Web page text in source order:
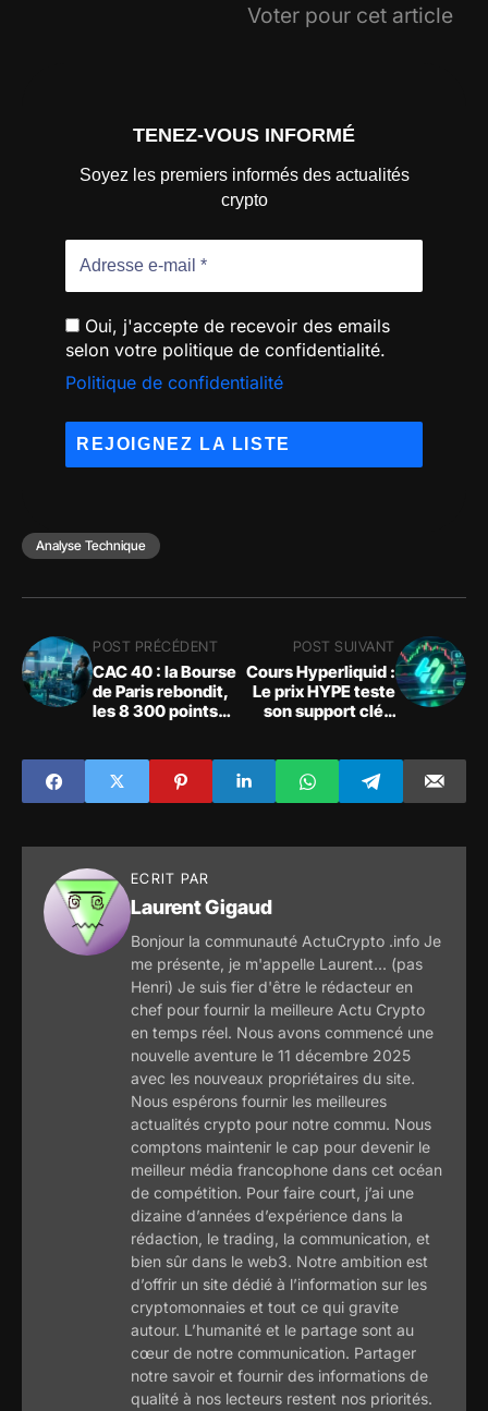
Voter pour cet article
TENEZ-VOUS INFORMÉ
Soyez les premiers informés des actualités
crypto
Oui, j'accepte de recevoir des emails
selon votre politique de confidentialité.
Politique de confidentialité
Analyse Technique
POST PRÉCÉDENT
CAC 40 : la Bourse
de Paris rebondit,
les 8 300 points
POST SUIVANT
Cours Hyperliquid :
Le prix HYPE teste
son support clé à
ECRIT PAR
Laurent Gigaud
Bonjour la communauté ActuCrypto .info Je
me présente, je m'appelle Laurent... (pas
Henri) Je suis fier d'être le rédacteur en
chef pour fournir la meilleure Actu Crypto
en temps réel. Nous avons commencé une
nouvelle aventure le 11 décembre 2025
avec les nouveaux propriétaires du site.
Nous espérons fournir les meilleures
actualités crypto pour notre commu. Nous
comptons maintenir le cap pour devenir le
meilleur média francophone dans cet océan
de compétition. Pour faire court, j’ai une
dizaine d’années d’expérience dans la
rédaction, le trading, la communication, et
bien sûr dans le web3. Notre ambition est
d’offrir un site dédié à l’information sur les
cryptomonnaies et tout ce qui gravite
autour. L’humanité et le partage sont au
cœur de notre communication. Partager
notre savoir et fournir des informations de
qualité à nos lecteurs restent nos priorités.